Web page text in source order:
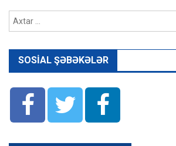
SOSIAL ŞƏBƏKƏLƏR